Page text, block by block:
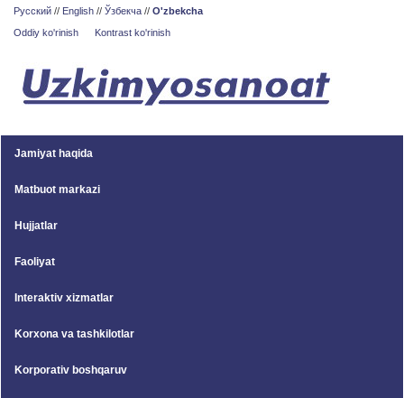
Русский // English // Ўзбекча // O'zbekcha
Oddiy ko'rinish
Kontrast ko'rinish
Jamiyat haqida
Matbuot markazi
Hujjatlar
Faoliyat
Interaktiv xizmatlar
Korxona va tashkilotlar
Korporativ boshqaruv